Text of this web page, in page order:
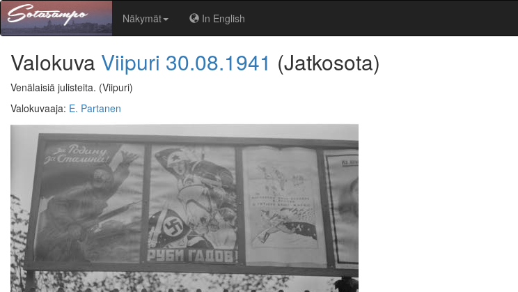
Näkymät In English
Valokuva Viipuri 30.08.1941 (Jatkosota)
Venälaisiä julisteita. (Viipuri)
Valokuvaaja: E. Partanen